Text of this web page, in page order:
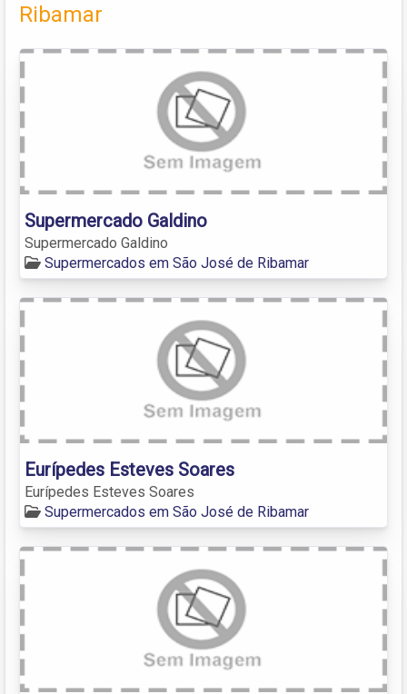
Ribamar
Supermercado Galdino
Supermercado Galdino
Supermercados em São José de Ribamar
Eurípedes Esteves Soares
Eurípedes Esteves Soares
Supermercados em São José de Ribamar